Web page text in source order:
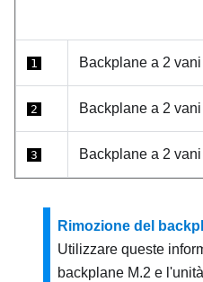
1 Backplane a 2
2 Backplane a 2
3 Backplane a 2
Rimozione del
Utilizzare queste
backplane M.2 e